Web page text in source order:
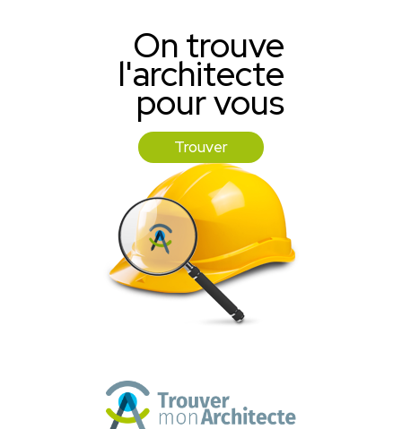
On trouve
l'architecte
pour vous
Trouver